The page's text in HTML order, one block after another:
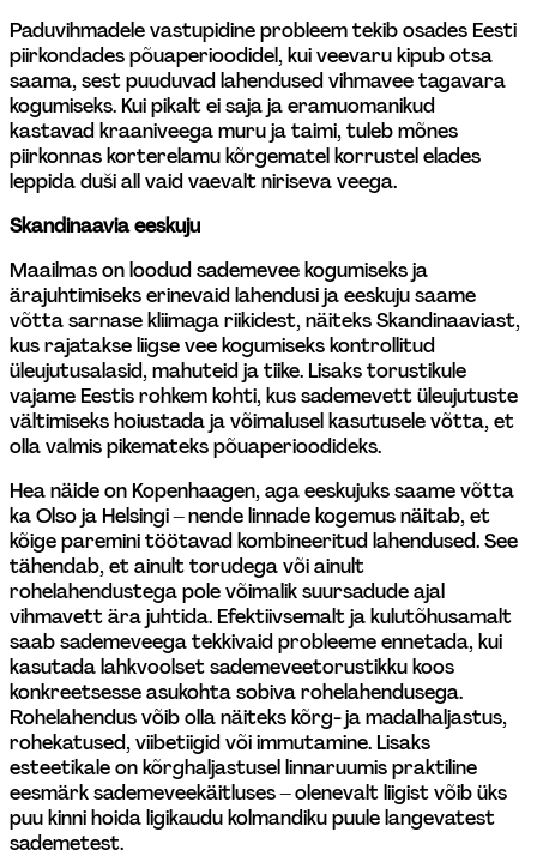
Paduvihmadele vastupidine probleem tekib osades Eesti
piirkondades põuaperioodidel, kui veevaru kipub otsa
saama, sest puuduvad lahendused vihmavee tagavara
kogumiseks. Kui pikalt ei saja ja eramuomanikud
kastavad kraaniveega muru ja taimi, tuleb mõnes
piirkonnas korterelamu kõrgematel korrustel elades
leppida duši all vaid vaevalt niriseva veega.
Skandinaavia eeskuju
Maailmas on loodud sademevee kogumiseks ja
ärajuhtimiseks erinevaid lahendusi ja eeskuju saame
võtta sarnase kliimaga riikidest, näiteks Skandinaaviast,
kus rajatakse liigse vee kogumiseks kontrollitud
üleujutusalasid, mahuteid ja tiike. Lisaks torustikule
vajame Eestis rohkem kohti, kus sademevett üleujutuste
vältimiseks hoiustada ja võimalusel kasutusele võtta, et
olla valmis pikemateks põuaperioodideks.
Hea näide on Kopenhaagen, aga eeskujuks saame võtta
ka Olso ja Helsingi – nende linnade kogemus näitab, et
kõige paremini töötavad kombineeritud lahendused. See
tähendab, et ainult torudega või ainult
rohelahendustega pole võimalik suursadude ajal
vihmavett ära juhtida. Efektiivsemalt ja kulutõhusamalt
saab sademeveega tekkivaid probleeme ennetada, kui
kasutada lahkvoolset sademeveetorustikku koos
konkreetsesse asukohta sobiva rohelahendusega.
Rohelahendus võib olla näiteks kõrg- ja madalhaljastus,
rohekatused, viibetiigid või immutamine. Lisaks
esteetikale on kõrghaljastusel linnaruumis praktiline
eesmärk sademeveekäitluses – olenevalt liigist võib üks
puu kinni hoida ligikaudu kolmandiku puule langevatest
sademetest.